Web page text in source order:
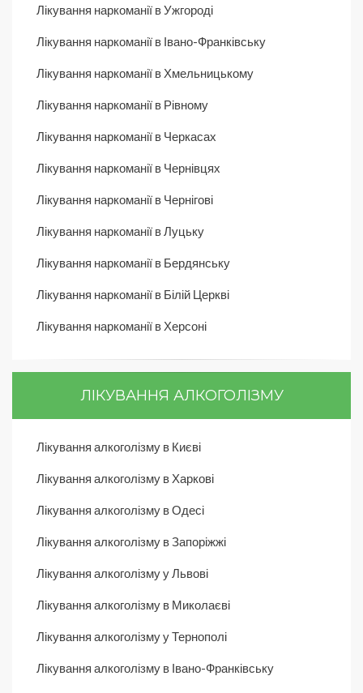
Лікування наркоманії в Ужгороді
Лікування наркоманії в Івано-Франківську
Лікування наркоманії в Хмельницькому
Лікування наркоманії в Рівному
Лікування наркоманії в Черкасах
Лікування наркоманії в Чернівцях
Лікування наркоманії в Чернігові
Лікування наркоманії в Луцьку
Лікування наркоманії в Бердянську
Лікування наркоманії в Білій Церкві
Лікування наркоманії в Херсоні
ЛІКУВАННЯ АЛКОГОЛІЗМУ
Лікування алкоголізму в Києві
Лікування алкоголізму в Харкові
Лікування алкоголізму в Одесі
Лікування алкоголізму в Запоріжжі
Лікування алкоголізму у Львові
Лікування алкоголізму в Миколаєві
Лікування алкоголізму у Тернополі
Лікування алкоголізму в Івано-Франківську